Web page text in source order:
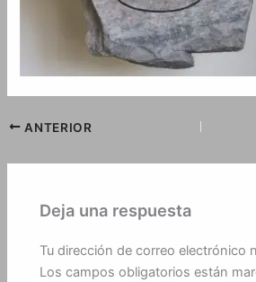
ANTERIOR
Deja una respuesta
Tu dirección de correo electrónico
Los campos obligatorios están